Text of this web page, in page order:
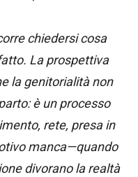
chiedersi cosa
La prospettiva
la genitorialità non
è un processo
rete, presa in
manca—quando
divorano la realtà